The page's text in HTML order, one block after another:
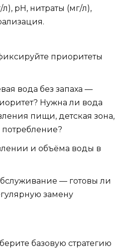
pH, нитраты (мг/л),
приоритеты
вода без запаха —
Нужна ли вода
пищи, детская зона,
и объёма воды в
— готовы ли
замену
базовую стратегию